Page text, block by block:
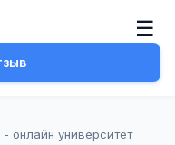
☰
онлайн университет